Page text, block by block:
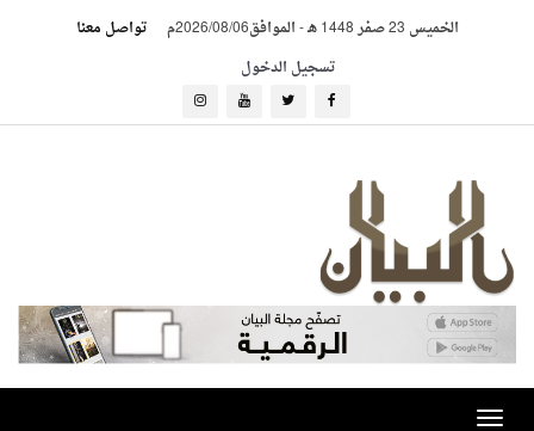
الخميس 23 صفر 1448 هـ -الموافق2026/08/06م
تواصل معنا
تسجيل الدخول
Toggle